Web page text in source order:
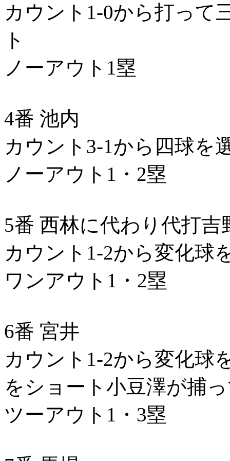
カウント1-0から打って
ト
ノーアウト1塁
4番 池内
カウント3-1から四球を
ノーアウト1・2塁
5番 西林に代わり代打吉
カウント1-2から変化球
ワンアウト1・2塁
6番 宮井
カウント1-2から変化球
をショート小豆澤が捕
ツーアウト1・3塁